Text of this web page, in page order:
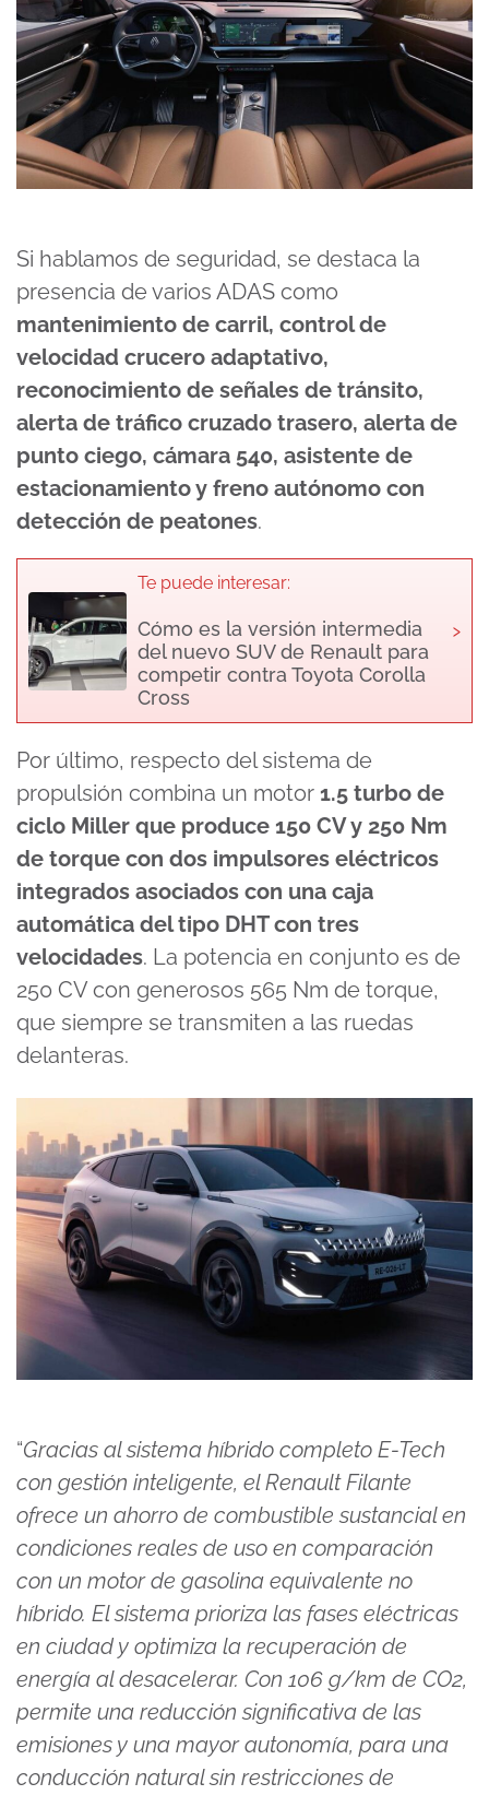
Si hablamos de seguridad, se destaca la
presencia de varios ADAS como
mantenimiento de carril, control de
velocidad crucero adaptativo,
reconocimiento de señales de tránsito,
alerta de tráfico cruzado trasero, alerta de
punto ciego, cámara 540, asistente de
estacionamiento y freno autónomo con
detección de peatones.
Te puede interesar:
Cómo es la versión intermedia
del nuevo SUV de Renault para
competir contra Toyota Corolla
Cross
›
Por último, respecto del sistema de
propulsión combina un motor 1.5 turbo de
ciclo Miller que produce 150 CV y 250 Nm
de torque con dos impulsores eléctricos
integrados asociados con una caja
automática del tipo DHT con tres
velocidades. La potencia en conjunto es de
250 CV con generosos 565 Nm de torque,
que siempre se transmiten a las ruedas
delanteras.
“Gracias al sistema híbrido completo E-Tech
con gestión inteligente, el Renault Filante
ofrece un ahorro de combustible sustancial en
condiciones reales de uso en comparación
con un motor de gasolina equivalente no
híbrido. El sistema prioriza las fases eléctricas
en ciudad y optimiza la recuperación de
energía al desacelerar. Con 106 g/km de CO2,
permite una reducción significativa de las
emisiones y una mayor autonomía, para una
conducción natural sin restricciones de